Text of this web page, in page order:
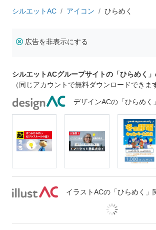
シルエットAC アイコン ひらめく
広告を非表示にする
シルエットACグループサイトの「ひらめく
（同じアカウントで無料ダウンロードできま
デザインACの「ひらめく
イラストACの「ひらめく」